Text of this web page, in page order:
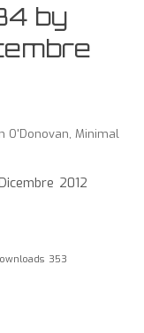
by
O'Donovan, Minimal
2012
353